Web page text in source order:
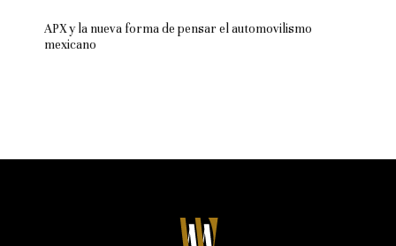
APX y la nueva forma de pensar el automovilismo
mexicano